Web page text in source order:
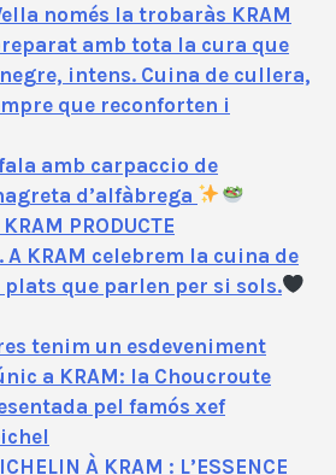
només la trobaràs KRAM
amb tota la cura que
intens. Cuina de cullera,
que reconforten i
amb carpaccio de
d’alfàbrega
PRODUCTE
A KRAM celebrem la cuina de
que parlen per si sols.
tenim un esdeveniment
a KRAM: la Choucroute
pel famós xef
À KRAM : L’ESSENCE